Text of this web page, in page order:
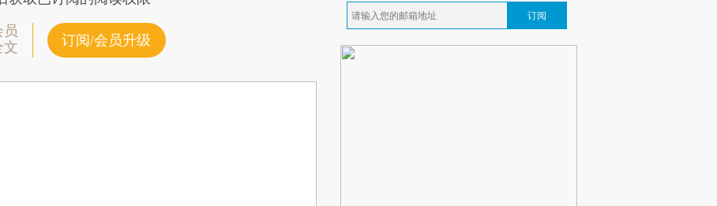
员
文
订阅/会员升级
订阅